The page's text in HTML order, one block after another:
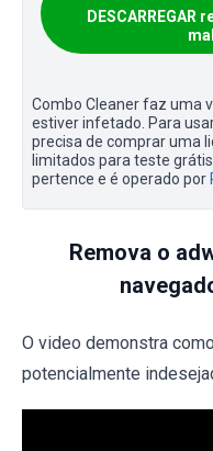
Combo Cleaner faz uma
estiver infetado. Para
precisa de comprar uma
limitados para teste
pertence e é operado por
Remova o
O video demonstra
potencialmente